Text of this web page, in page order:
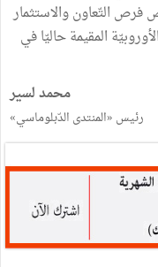
فرص التّعاون والاستثمار
المقيمة حاليّا في
محمد لسير
رئيس «المنتدى الدّبلوماسي»